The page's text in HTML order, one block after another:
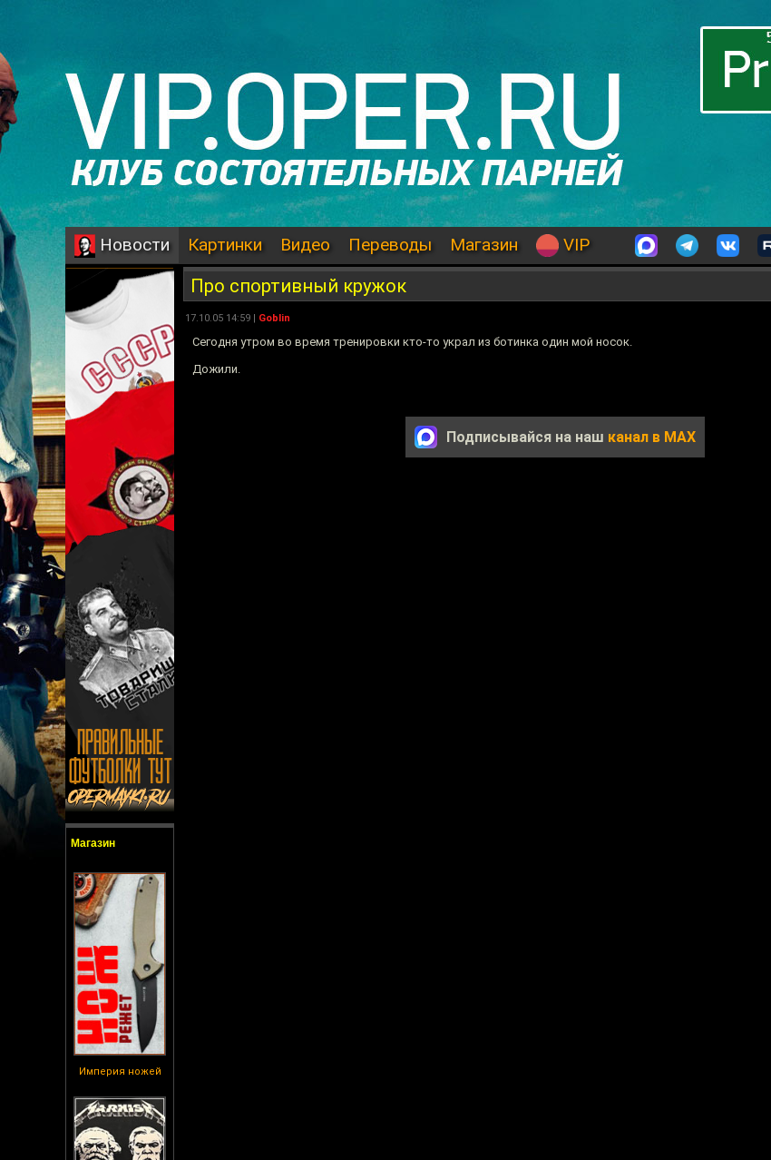
Новости Картинки Видео Переводы Магазин VIP
Магазин
Империя ножей
Про спортивный кружок
17.10.05 14:59 | Goblin
Сегодня утром во время тренировки кто-то украл из ботинка один мой носок.
Дожили.
Подписывайся на наш канал в MAX